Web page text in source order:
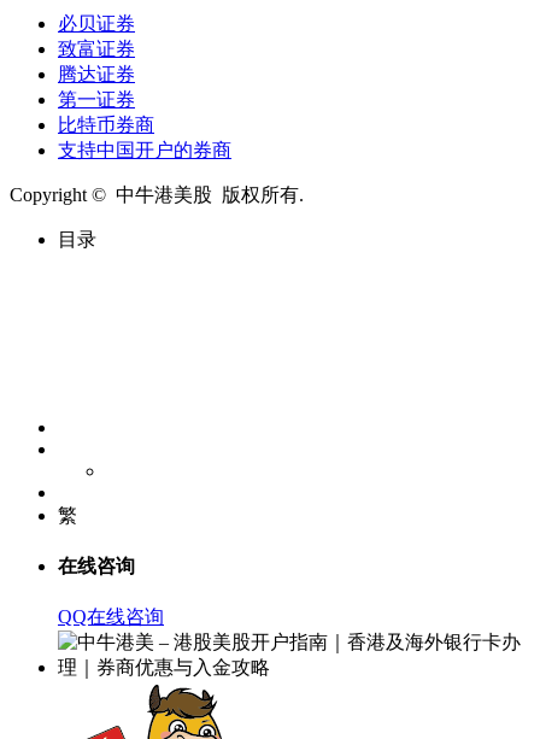
必贝证券
致富证券
腾达证券
第一证券
比特币券商
支持中国开户的券商
Copyright © 中牛港美股 版权所有.
目录
繁
在线咨询
QQ在线咨询